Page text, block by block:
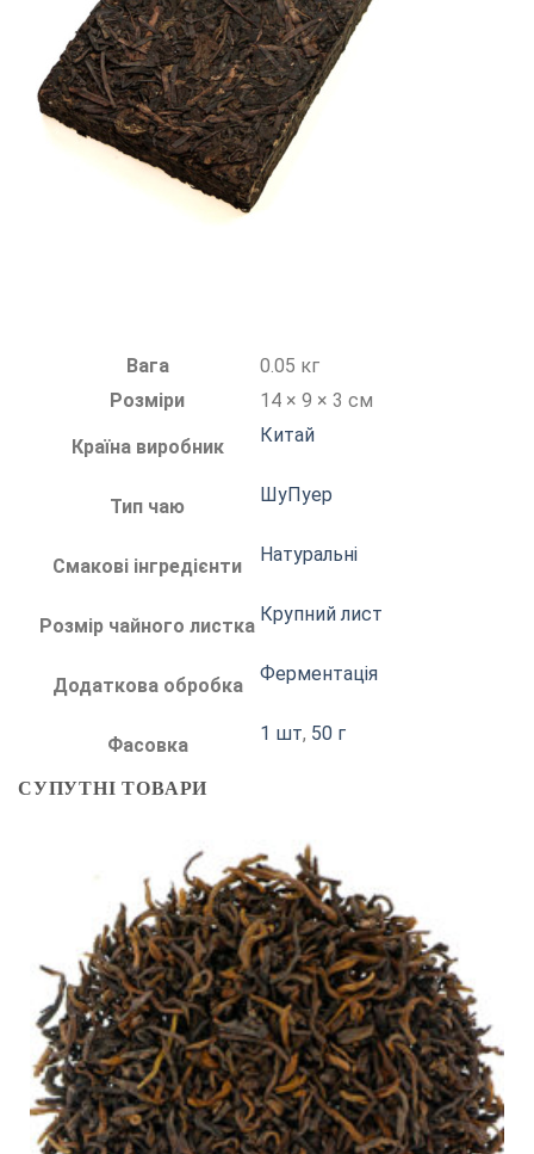
Вага
0.05 кг
Розміри
14 × 9 × 3 см
Країна виробник
Китай
Тип чаю
ШуПуер
Смакові інгредієнти
Натуральні
Розмір чайного листка
Крупний лист
Додаткова обробка
Ферментація
Фасовка
1 шт, 50 г
СУПУТНІ ТОВАРИ